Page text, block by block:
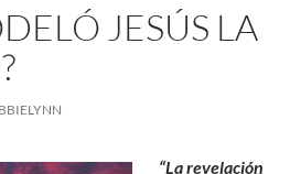
JESÚS LA
“La revelación